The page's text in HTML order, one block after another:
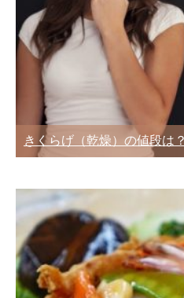
きくらげ（乾燥）の値段は